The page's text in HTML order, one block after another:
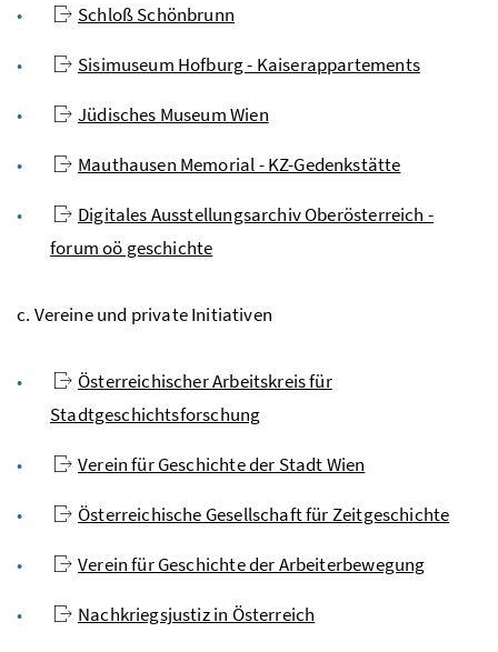
Schloß Schönbrunn
Sisimuseum Hofburg - Kaiserappartements
Jüdisches Museum Wien
Mauthausen Memorial - KZ-Gedenkstätte
Digitales Ausstellungsarchiv Oberösterreich -
forum oö geschichte
c. Vereine und private Initiativen
Österreichischer Arbeitskreis für
Stadtgeschichtsforschung
Verein für Geschichte der Stadt Wien
Österreichische Gesellschaft für Zeitgeschichte
Verein für Geschichte der Arbeiterbewegung
Nachkriegsjustiz in Österreich